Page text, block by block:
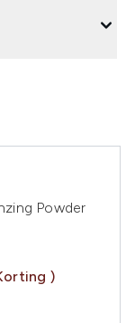
Powder
)